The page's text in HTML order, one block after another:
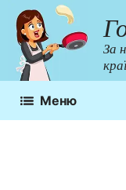
Перейти
до
контенту
За
Меню